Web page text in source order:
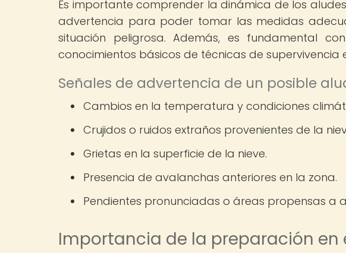
Es importante comprender la dinámica de los
advertencia para poder tomar las medidas
situación peligrosa. Además, es fundamental
conocimientos básicos de técnicas de supervivencia
Señales de advertencia de un posible
Cambios en la temperatura y condiciones
Crujidos o ruidos extraños provenientes de la
Grietas en la superficie de la nieve.
Presencia de avalanchas anteriores en la zona.
Pendientes pronunciadas o áreas propensas a
Importancia de la preparación en